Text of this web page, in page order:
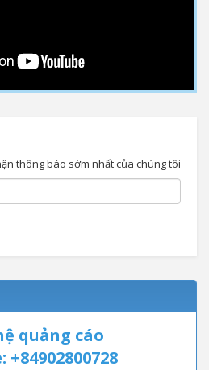
thông báo sớm nhất của chúng tôi
quảng cáo